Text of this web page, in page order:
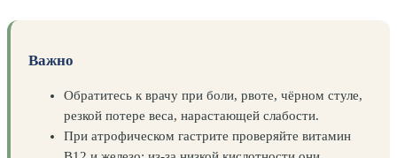
Важно
Обратитесь к врачу при боли, рвоте, чёрном стуле,
резкой потере веса, нарастающей слабости.
При атрофическом гастрите проверяйте витамин